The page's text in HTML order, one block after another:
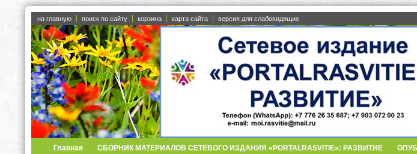
на главную поиск по сайту корзина карта сайта версия для слабовидящих
Главная СБОРНИК МАТЕРИАЛОВ СЕТЕВОГО ИЗДАНИЯ «PORTALRASVITIE»: РАЗВИТИЕ